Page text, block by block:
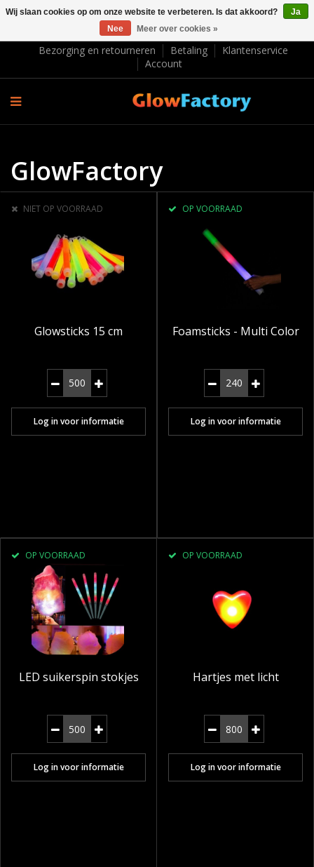
EUR €
Bezorging en retourneren
Betaling
Klantenservice
Account
GlowFactory
NIET OP VOORRAAD
Glowsticks 15 cm
Log in voor informatie
OP VOORRAAD
Foamsticks - Multi Color
Log in voor informatie
OP VOORRAAD
LED suikerspin stokjes
Log in voor informatie
OP VOORRAAD
Hartjes met licht
Log in voor informatie
Wij slaan cookies op om onze website te verbeteren. Is dat akkoord?
Ja
Nee
Meer over cookies »